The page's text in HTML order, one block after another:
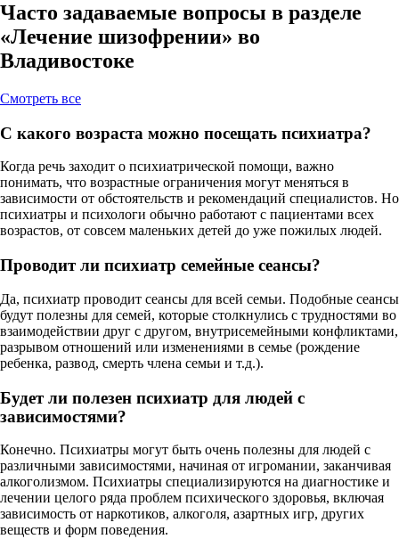
Часто задаваемые вопросы в разделе
«Лечение шизофрении» во
Владивостоке
Cмотреть все
С какого возраста можно посещать психиатра?
Когда речь заходит о психиатрической помощи, важно
понимать, что возрастные ограничения могут меняться в
зависимости от обстоятельств и рекомендаций специалистов. Но
психиатры и психологи обычно работают с пациентами всех
возрастов, от совсем маленьких детей до уже пожилых людей.
Проводит ли психиатр семейные сеансы?
Да, психиатр проводит сеансы для всей семьи. Подобные сеансы
будут полезны для семей, которые столкнулись с трудностями во
взаимодействии друг с другом, внутрисемейными конфликтами,
разрывом отношений или изменениями в семье (рождение
ребенка, развод, смерть члена семьи и т.д.).
Будет ли полезен психиатр для людей с
зависимостями?
Конечно. Психиатры могут быть очень полезны для людей с
различными зависимостями, начиная от игромании, заканчивая
алкоголизмом. Психиатры специализируются на диагностике и
лечении целого ряда проблем психического здоровья, включая
зависимость от наркотиков, алкоголя, азартных игр, других
веществ и форм поведения.